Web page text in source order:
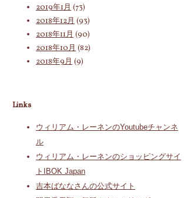
2019年1月 (73)
2018年12月 (93)
2018年11月 (90)
2018年10月 (82)
2018年9月 (9)
Links
ウィリアム・レーネンのYoutubeチャンネ
ル
ウィリアム・レーネンのショッピングサイ
トIBOK Japan
吉本ばななさんの公式サイト